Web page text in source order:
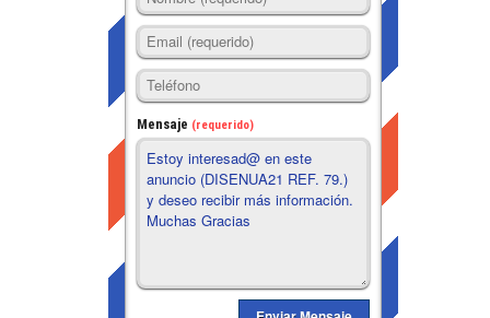
Mensaje (requerido)